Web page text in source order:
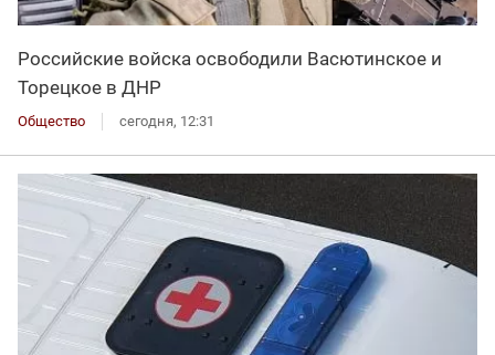
Российские войска освободили Васютинское и
Торецкое в ДНР
Общество сегодня, 12:31